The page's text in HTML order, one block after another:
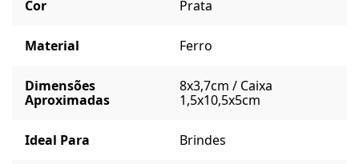
Cor Prata
Material Ferro
Dimensões
Aproximadas
8x3,7cm / Caixa
1,5x10,5x5cm
Ideal Para Brindes